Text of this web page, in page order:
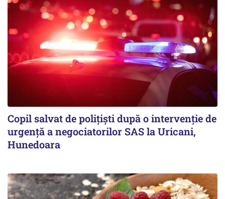
Copil salvat de polițiști după o intervenție de
urgență a negociatorilor SAS la Uricani,
Hunedoara